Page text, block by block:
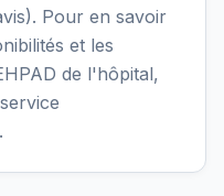
Pour en savoir
et les
de l'hôpital,